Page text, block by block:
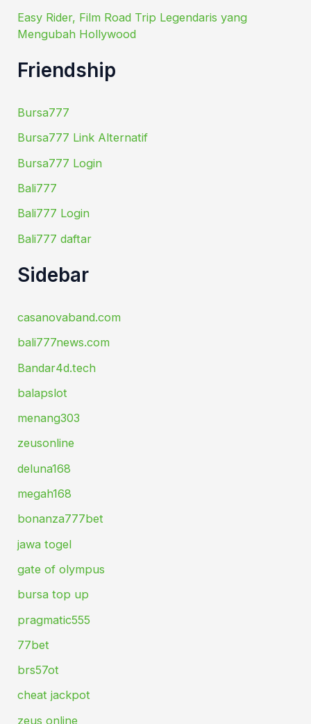
Easy Rider, Film Road Trip Legendaris yang
Mengubah Hollywood
Friendship
Bursa777
Bursa777 Link Alternatif
Bursa777 Login
Bali777
Bali777 Login
Bali777 daftar
Sidebar
casanovaband.com
bali777news.com
Bandar4d.tech
balapslot
menang303
zeusonline
deluna168
megah168
bonanza777bet
jawa togel
gate of olympus
bursa top up
pragmatic555
77bet
brs57ot
cheat jackpot
zeus online